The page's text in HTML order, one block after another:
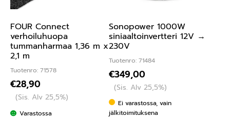
FOUR Connect
verhoiluhuopa
tummanharmaa 1,36 m x
2,1 m
Tuotenro: 71578
€28,90
(Sis. Alv 25,5%)
Varastossa
Sonopower 1000W
siniaaltoinvertteri 12V →
230V
Tuotenro: 71484
€349,00
(Sis. Alv 25,5%)
Ei varastossa, vain
jälkitoimituksena